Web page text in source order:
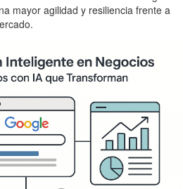
mayor agilidad y resiliencia frente a